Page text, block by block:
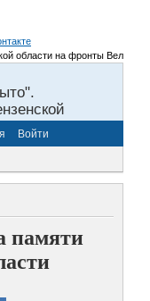
области на фронты Великой
Войти
памяти